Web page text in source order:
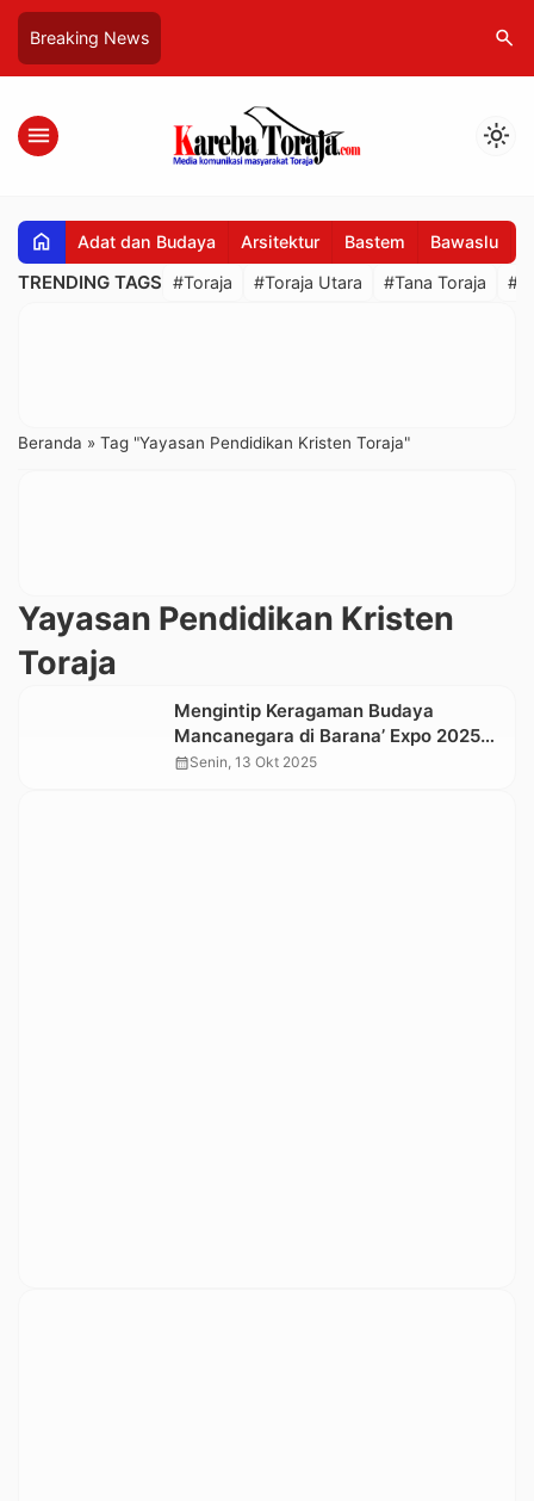
Breaking News search
menu light_mode
home Adat dan Budaya Arsitektur Bastem Bawaslu
TRENDING TAGS #Toraja #Toraja Utara #Tana Toraja
Beranda » Tag "Yayasan Pendidikan Kristen Toraja"
Yayasan Pendidikan Kristen
Toraja
Mengintip Keragaman Budaya
Mancanegara di Barana’ Expo 2025
SMA Kristen Barana’
calendar_monthSenin, 13 Okt 2025